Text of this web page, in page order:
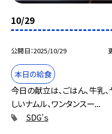
10/29
公開日 2025/10/29
本日の給食
今日の献立は、ごはん、牛乳
しいナムル、ワンタンスー...
SDG’ｓ